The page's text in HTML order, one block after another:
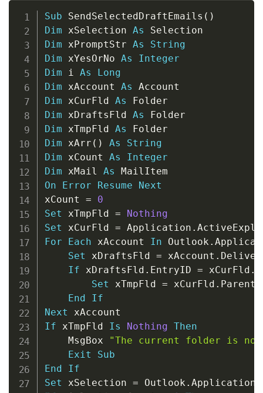
Sub SendSelectedDraftEmails ( )
Dim xSelection As
Dim xPromptStr As
String
Dim xYesOrNo As
Integer
Dim i As
Long
Dim xAccount As
Dim xCurFld As
Dim xDraftsFld As
Dim xTmpFld As
Dim xArr ( ) As
String
Dim xCount As
Integer
Dim xMail As
On
Error Resume
Next
xCount =
0
Set xTmpFld =
Nothing
Set xCurFld = Application .
For
Each xAccount In Outlook .
Set xDraftsFld = xAccount .
If xDraftsFld . EntryID = xCurFld .
Set xTmpFld = xCurFld . Parent
End
If
Next
If xTmpFld Is Nothing Then
    MsgBox
"The current folder is
Exit
Sub
End
If
Set xSelection = Outlook . Application
Copy